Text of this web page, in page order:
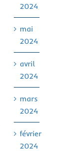
2024
mai
2024
avril
2024
mars
2024
février
2024